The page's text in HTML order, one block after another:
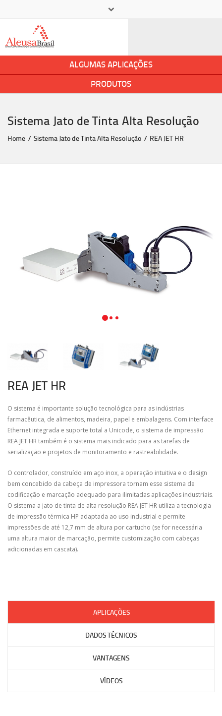
ALGUMAS APLICAÇÕES
PRODUTOS
Sistema Jato de Tinta Alta Resolução
Home Sistema Jato de Tinta Alta Resolução REA JET HR
REA JET HR
O sistema é importante solução tecnológica para as indústrias
farmacêutica, de alimentos, madeira, papel e embalagens. Com interface
Ethernet integrada e suporte total a Unicode, o sistema de impressão
REA JET HR também é o sistema mais indicado para as tarefas de
serialização e projetos de monitoramento e rastreabilidade.
O controlador, construído em aço inox, a operação intuitiva e o design
bem concebido da cabeça de impressora tornam esse sistema de
codificação e marcação adequado para ilimitadas aplicações industriais.
O sistema a jato de tinta de alta resolução REA JET HR utiliza a tecnologia
de impressão térmica HP adaptada ao uso industrial e permite
impressões de até 12,7 mm de altura por cartucho (se for necessária
uma altura maior de marcação, permite customização com cabeças
adicionadas em cascata).
APLICAÇÕES
DADOS TÉCNICOS
VANTAGENS
VÍDEOS